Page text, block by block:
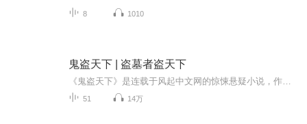
8 1010
鬼盗天下 | 盗墓者盗天下
51 14万